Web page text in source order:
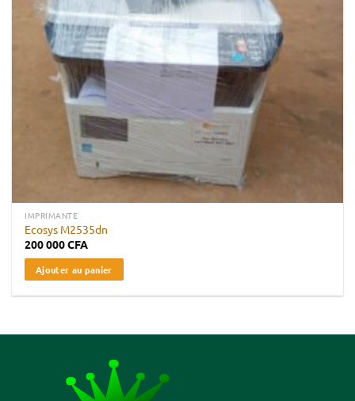
IMPRIMANTE
Ecosys M2535dn
200 000CFA
Ajouter au panier